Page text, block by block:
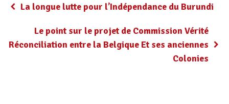
La longue lutte pour l’Indépendance du Burundi
Le point sur le projet de Commission Vérité
Réconciliation entre la Belgique Et ses anciennes
Colonies